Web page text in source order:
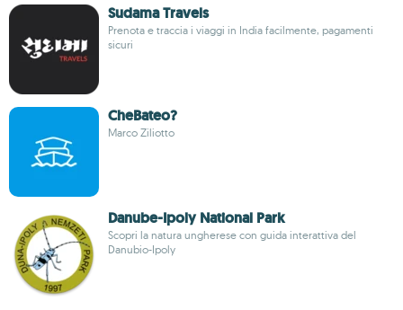
Sudama Travels
Prenota e traccia i viaggi in India facilmente, pagamenti
sicuri
CheBateo?
Marco Ziliotto
Danube-Ipoly National Park
Scopri la natura ungherese con guida interattiva del
Danubio-Ipoly